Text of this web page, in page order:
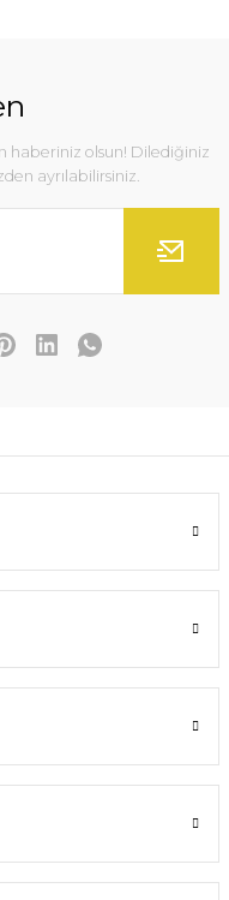
haberiniz olsun! Dilediğiniz
ayrılabilirsiniz.